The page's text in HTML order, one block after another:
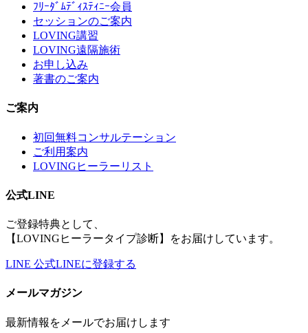
ﾌﾘｰﾀﾞﾑﾃﾞｨｽﾃｨﾆｰ会員
セッションのご案内
LOVING講習
LOVING遠隔施術
お申し込み
著書のご案内
ご案内
初回無料コンサルテーション
ご利用案内
LOVINGヒーラーリスト
公式LINE
ご登録特典として、
【LOVINGヒーラータイプ診断】をお届けしています。
LINE 公式LINEに登録する
メールマガジン
最新情報をメールでお届けします